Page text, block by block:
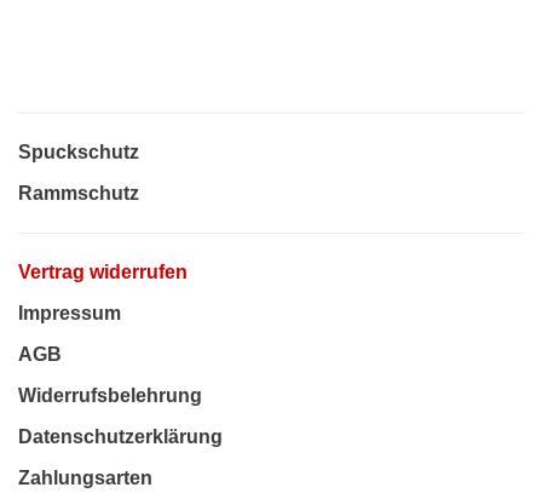
Spuckschutz
Rammschutz
Vertrag widerrufen
Impressum
AGB
Widerrufsbelehrung
Datenschutzerklärung
Zahlungsarten